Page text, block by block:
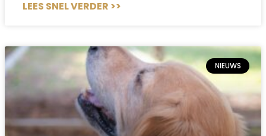
LEES SNEL VERDER >>
NIEUWS